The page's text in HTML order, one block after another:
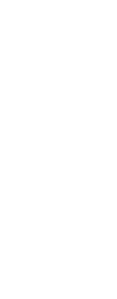
AAFYL 7643
0YATC 5793